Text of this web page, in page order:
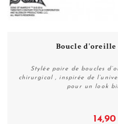
Boucle d'oreille
Stylée paire de boucles
chirurgical , inspirée de
pour un look